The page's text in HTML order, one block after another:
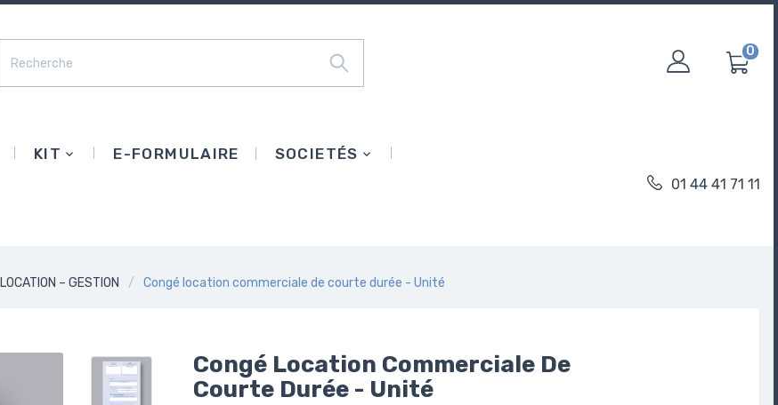
0
KIT E-FORMULAIRE SOCIETÉS
01 44 41 71 11
LOCATION – GESTION Congé location commerciale de courte durée - Unité
Congé Location Commerciale De
Courte Durée - Unité